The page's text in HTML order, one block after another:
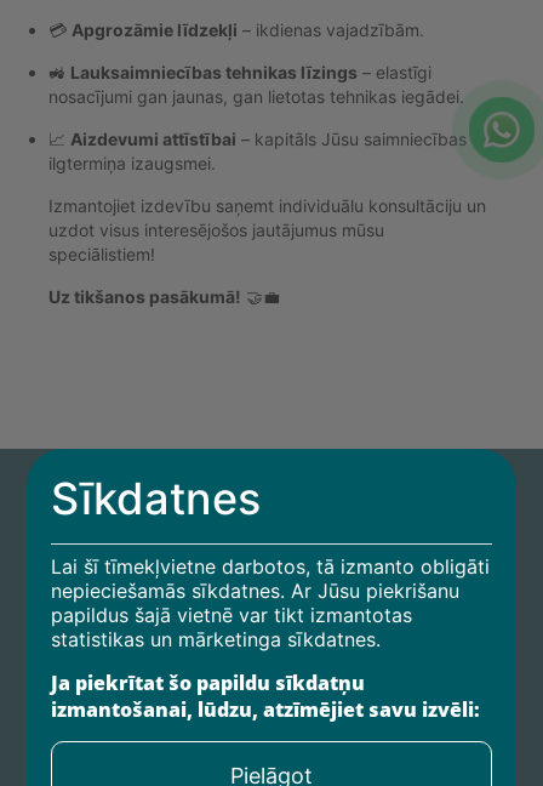
💳 Apgrozāmie līdzekļi – ikdienas vajadzībām.
🚜 Lauksaimniecības tehnikas līzings – elastīgi
nosacījumi gan jaunas, gan lietotas tehnikas iegādei.
📈 Aizdevumi attīstībai – kapitāls Jūsu saimniecības
ilgtermiņa izaugsmei.
Izmantojiet izdevību saņemt individuālu konsultāciju un
uzdot visus interesējošos jautājumus mūsu
speciālistiem!
Uz tikšanos pasākumā! 🤝💼
Sākums
Partneriem
Privātuma politika
Kontakti
Sīkdatnes
Lai šī tīmekļvietne darbotos, tā izmanto obligāti
nepieciešamās sīkdatnes. Ar Jūsu piekrišanu
papildus šajā vietnē var tikt izmantotas
statistikas un mārketinga sīkdatnes.
Ja piekrītat šo papildu sīkdatņu
izmantošanai, lūdzu, atzīmējiet savu izvēli:
Pielāgot